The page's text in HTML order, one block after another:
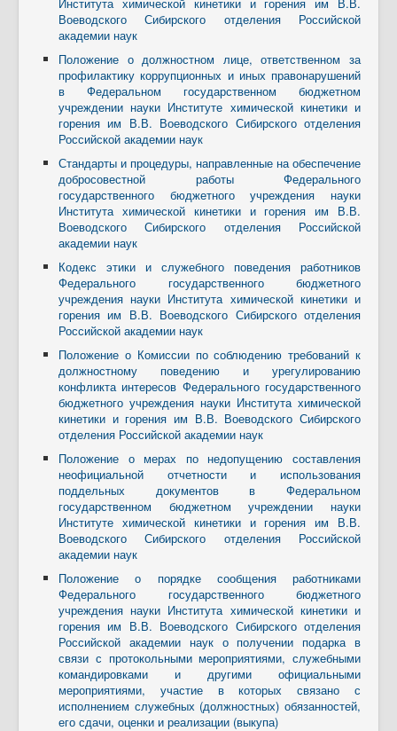
Воеводского Сибирского отделения Российской
академии наук
Положение о должностном лице, ответственном за
профилактику коррупционных и иных правонарушений
в Федеральном государственном бюджетном
учреждении науки Институте химической кинетики и
горения им В.В. Воеводского Сибирского отделения
Российской академии наук
Стандарты и процедуры, направленные на обеспечение
добросовестной работы Федерального
государственного бюджетного учреждения науки
Института химической кинетики и горения им В.В.
Воеводского Сибирского отделения Российской
академии наук
Кодекс этики и служебного поведения работников
Федерального государственного бюджетного
учреждения науки Института химической кинетики и
горения им В.В. Воеводского Сибирского отделения
Российской академии наук
Положение о Комиссии по соблюдению требований к
должностному поведению и урегулированию
конфликта интересов Федерального государственного
бюджетного учреждения науки Института химической
кинетики и горения им В.В. Воеводского Сибирского
отделения Российской академии наук
Положение о мерах по недопущению составления
неофициальной отчетности и использования
поддельных документов в Федеральном
государственном бюджетном учреждении науки
Институте химической кинетики и горения им В.В.
Воеводского Сибирского отделения Российской
академии наук
Положение о порядке сообщения работниками
Федерального государственного бюджетного
учреждения науки Института химической кинетики и
горения им В.В. Воеводского Сибирского отделения
Российской академии наук о получении подарка в
связи с протокольными мероприятиями, служебными
командировками и другими официальными
мероприятиями, участие в которых связано с
исполнением служебных (должностных) обязанностей,
его сдачи, оценки и реализации (выкупа)